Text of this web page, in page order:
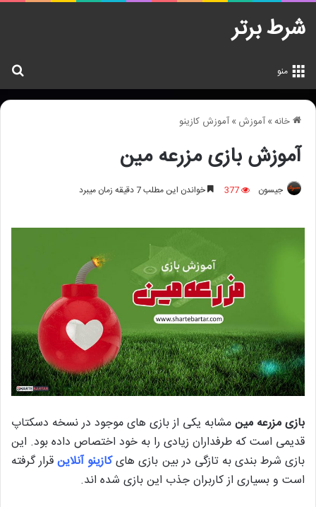
شرط برتر
منو
خانه»آموزش»آموزش کازینو
آموزش بازی مزرعه مین
جیسون 377 خواندن این مطلب 7 دقیقه زمان میبرد
بازی مزرعه مینمشابه یکی از بازی های موجود در نسخه دسکتاپ
قدیمی است که طرفداران زیادی را به خود اختصاص داده بود. این
بازی شرط بندی به تازگی در بین بازی هایکازینو آنلاینقرار گرفته
است و بسیاری از کاربران جذب این بازی شده اند.